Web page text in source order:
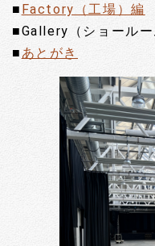
■ Factory（工場）編
■Gallery（ショール
■ あとがき